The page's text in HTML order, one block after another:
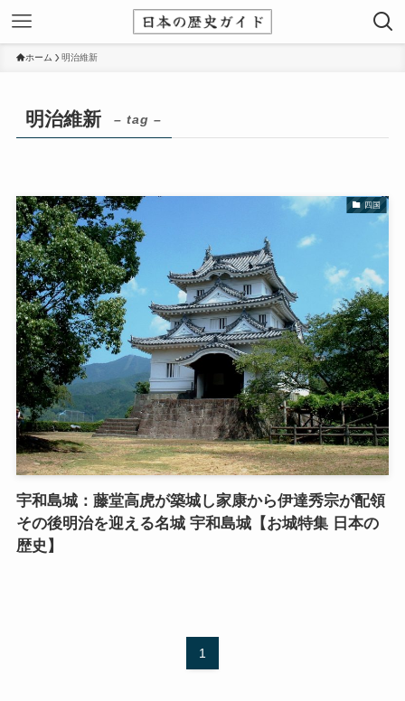
ホーム 明治維新
明治維新 – tag –
四国
宇和島城：藤堂高虎が築城し家康から伊達秀宗が配領
その後明治を迎える名城 宇和島城【お城特集 日本の
歴史】
1